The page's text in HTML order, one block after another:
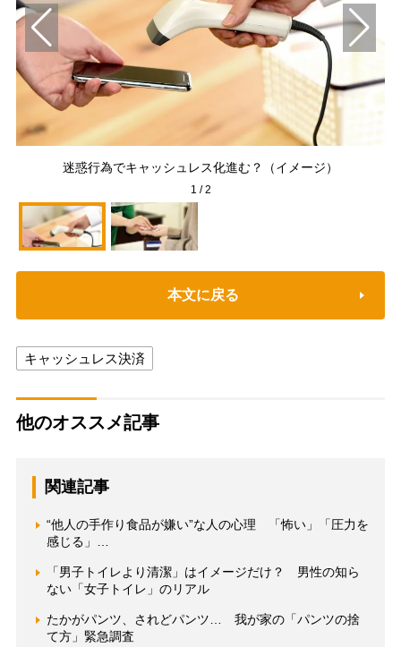
迷惑行為でキャッシュレス化進む？（イメージ）
1 /2
本文に戻る
キャッシュレス決済
他のオススメ記事
関連記事
“他人の手作り食品が嫌い”な人の心理 「怖い」「圧力を
感じる」…
「男子トイレより清潔」はイメージだけ？ 男性の知ら
ない「女子トイレ」のリアル
たかがパンツ、されどパンツ… 我が家の「パンツの捨
て方」緊急調査